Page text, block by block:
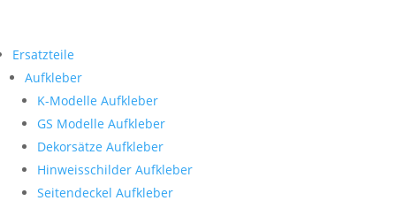
Ersatzteile
Aufkleber
K-Modelle Aufkleber
GS Modelle Aufkleber
Dekorsätze Aufkleber
Hinweisschilder Aufkleber
Seitendeckel Aufkleber